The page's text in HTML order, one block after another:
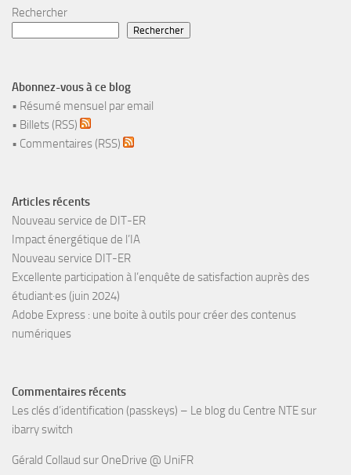
Rechercher
Rechercher
Abonnez-vous à ce blog
• Résumé mensuel par email
• Billets (RSS)
• Commentaires (RSS)
Articles récents
Nouveau service de DIT-ER
Impact énergétique de l’IA
Nouveau service DIT-ER
Excellente participation à l’enquête de satisfaction auprès des
étudiant·es (juin 2024)
Adobe Express : une boite à outils pour créer des contenus
numériques
Commentaires récents
Les clés d’identification (passkeys) – Le blog du Centre NTEsur
ibarry switch
Gérald Collaud sur OneDrive @ UniFR